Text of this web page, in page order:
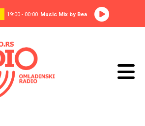
19:00 - 00:00 Music Mix by Bea